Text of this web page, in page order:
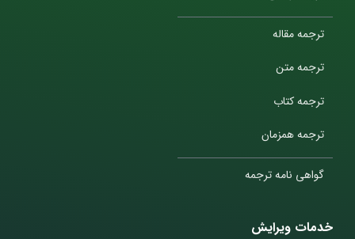
ترجمه مقاله
ترجمه متن
ترجمه کتاب
ترجمه همزمان
گواهی نامه ترجمه
خدمات ویرایش